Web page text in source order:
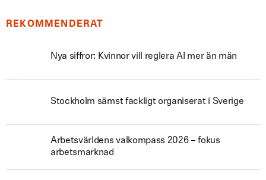
REKOMMENDERAT
Nya siffror: Kvinnor vill reglera AI mer än män
Stockholm sämst fackligt organiserat i Sverige
Arbetsvärldens valkompass 2026 – fokus
arbetsmarknad